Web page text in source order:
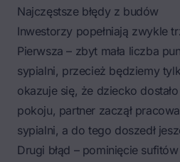
Najczęstsze błędy z budów
Inwestorzy popełniają zwykle
Pierwsza – zbyt mała liczba
sypialni, przecież będziemy
okazuje się, że dziecko
pokoju, partner zaczął
sypialni, a do tego doszedł
Drugi błąd – pominięcie